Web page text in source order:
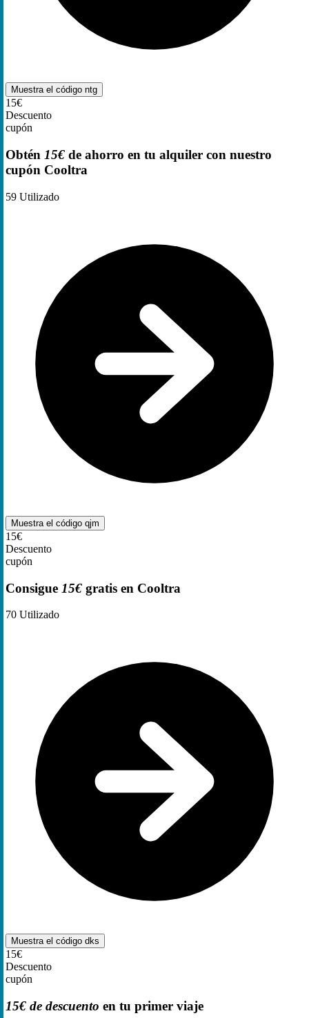
Muestra el código ntg
15€
Descuento
cupón
Obtén 15€ de ahorro en tu alquiler con nuestro
cupón Cooltra
59 Utilizado
Muestra el código qjm
15€
Descuento
cupón
Consigue 15€ gratis en Cooltra
70 Utilizado
Muestra el código dks
15€
Descuento
cupón
15€ de descuento en tu primer viaje